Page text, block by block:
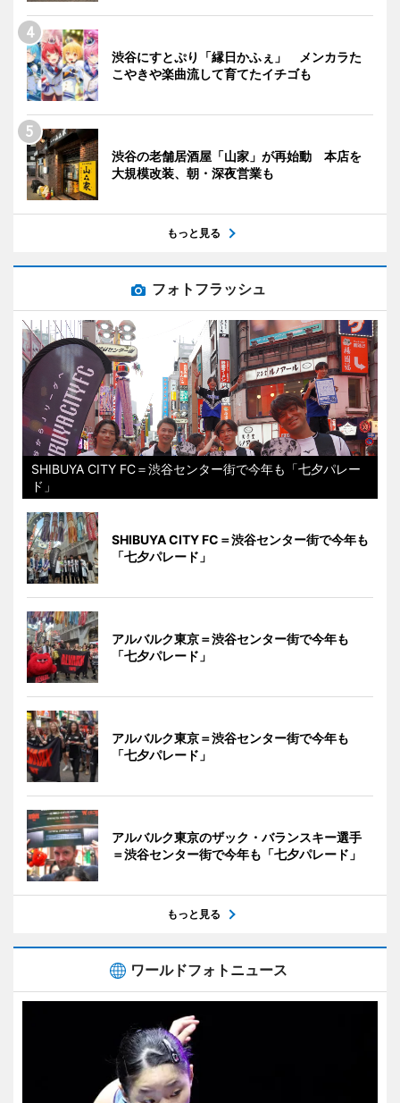
渋谷にすとぷり「縁日かふぇ」 メンカラた
こやきや楽曲流して育てたイチゴも
渋谷の老舗居酒屋「山家」が再始動 本店を
大規模改装、朝・深夜営業も
もっと見る
フォトフラッシュ
SHIBUYA CITY FC＝渋谷センター街で今年も「七夕パレー
ド」
SHIBUYA CITY FC＝渋谷センター街で今年も
「七夕パレード」
アルバルク東京＝渋谷センター街で今年も
「七夕パレード」
アルバルク東京＝渋谷センター街で今年も
「七夕パレード」
アルバルク東京のザック・バランスキー選手
＝渋谷センター街で今年も「七夕パレード」
もっと見る
ワールドフォトニュース